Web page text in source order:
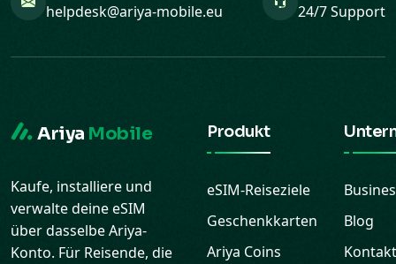
helpdesk@ariya-mobile.eu 24/7 Support
Ariya Mobile
Kaufe, installiere und
verwalte deine eSIM
über dasselbe Ariya-
Konto. Für Reisende, die
Produkt
eSIM-Reiseziele
Geschenkkarten
Ariya Coins
Blog
Kontakt